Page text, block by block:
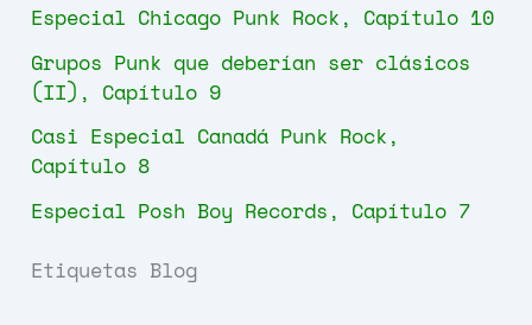
Especial Chicago Punk Rock, Capítulo 10
Grupos Punk que deberían ser clásicos
(II), Capítulo 9
Casi Especial Canadá Punk Rock,
Capítulo 8
Especial Posh Boy Records, Capítulo 7
Etiquetas Blog